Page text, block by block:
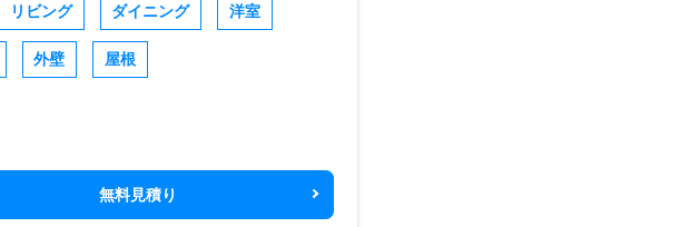
リビング ダイニング 洋室
外壁 屋根
無料見積り